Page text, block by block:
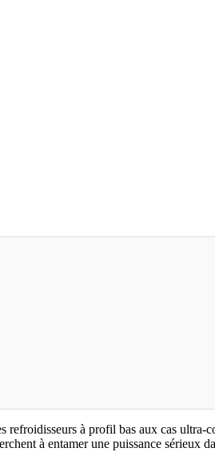
à profil bas aux cas ultra-
à entamer une puissance sérieux